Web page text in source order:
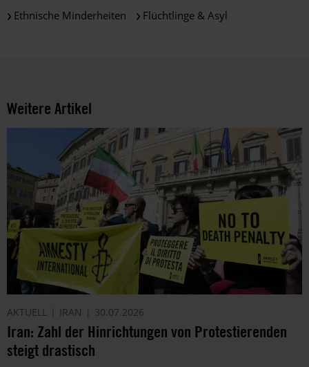
verarbeitet.
Über
Unterstützung
von
Amnesty
informieren
wir
dich
ggf.
auch
per
Telefon
oder
E-
Dem
Ethnische Minderheiten Flüchtlinge & Asyl
Weitere Artikel
AKTUELL IRAN 30.07.2026
Iran: Zahl der Hinrichtungen von Protestierenden
steigt drastisch